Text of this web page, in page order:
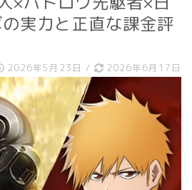
実力と正直な課金評
2026年5月23日 / 2026年6月17日